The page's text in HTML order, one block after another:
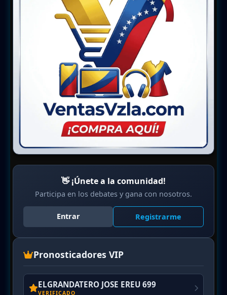
👋 ¡Únete a la comunidad!
Participa en los debates y gana con nosotros.
Entrar Registrarme
Pronosticadores VIP
ELGRANDATERO JOSE EREU 699
VERIFICADO